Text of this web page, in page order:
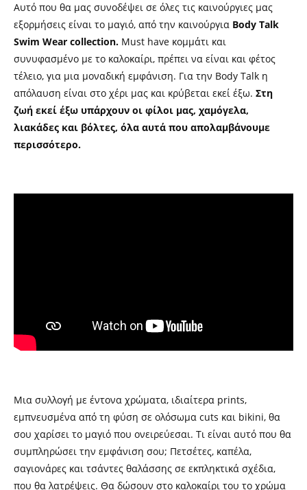
Αυτό που θα μας συνοδέψει σε όλες τις καινούργιες μας
εξορμήσεις είναι το μαγιό, από την καινούργια Body Talk
Swim Wear collection. Must have κομμάτι και
συνυφασμένο με το καλοκαίρι, πρέπει να είναι και φέτος
τέλειο, για μια μοναδική εμφάνιση. Για την Body Talk η
απόλαυση είναι στο χέρι μας και κρύβεται εκεί έξω. Στη
ζωή εκεί έξω υπάρχουν οι φίλοι μας, χαμόγελα,
λιακάδες και βόλτες, όλα αυτά που απολαμβάνουμε
περισσότερο.
Μια συλλογή με έντονα χρώματα, ιδιαίτερα prints,
εμπνευσμένα από τη φύση σε ολόσωμα cuts και bikini, θα
σου χαρίσει το μαγιό που ονειρεύεσαι. Τι είναι αυτό που θα
συμπληρώσει την εμφάνιση σου; Πετσέτες, καπέλα,
σαγιονάρες και τσάντες θαλάσσης σε εκπληκτικά σχέδια,
που θα λατρέψεις. Θα δώσουν στο καλοκαίρι του το χρώμα